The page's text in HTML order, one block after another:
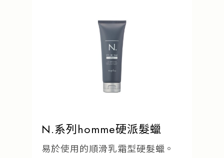
N.系列homme硬派髮蠟
易於使用的順滑乳霜型硬髮蠟。